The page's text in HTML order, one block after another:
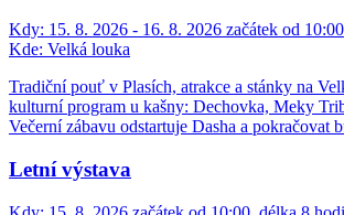
Kdy: 15. 8. 2026 - 16. 8. 2026 začátek od 10:00
Kde: Velká louka
Tradiční pouť v Plasích, atrakce a stánky na
kulturní program u kašny: Dechovka, Meky
Večerní zábavu odstartuje Dasha a pokračovat
Letní výstava